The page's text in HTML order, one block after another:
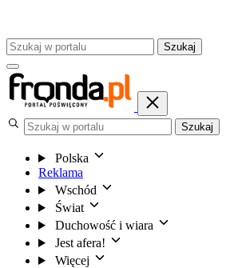
Szukaj
Szukaj
Polska
Reklama
Wschód
Świat
Duchowość i wiara
Jest afera!
Więcej